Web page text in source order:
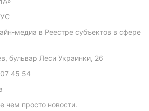
медиа в Реестре субъектов в сфере
бульвар Леси Украинки, 26
45 54
чем просто новости.